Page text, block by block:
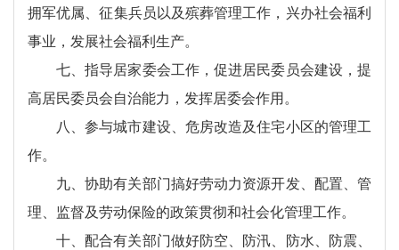
拥军优属、征集兵员以及殡葬管理工作，兴办社会福利
事业，发展社会福利生产。
七、指导居家委会工作，促进居民委员会建设，提
高居民委员会自治能力，发挥居委会作用。
八、参与城市建设、危房改造及住宅小区的管理工
作。
九、协助有关部门搞好劳动力资源开发、配置、管
理、监督及劳动保险的政策贯彻和社会化管理工作。
十、配合有关部门做好防空、防汛、防水、防震、